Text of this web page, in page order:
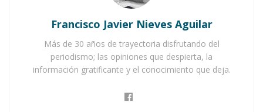
Notas Relacionadas
Ahuacatlán celebrá el día de Reyes con rosca y
chocolate
Francisco Javier Nieves Aguilar
Más de 30 años de trayectoria disfrutando del
periodismo; las opiniones que despierta, la
información gratificante y el conocimiento que deja.